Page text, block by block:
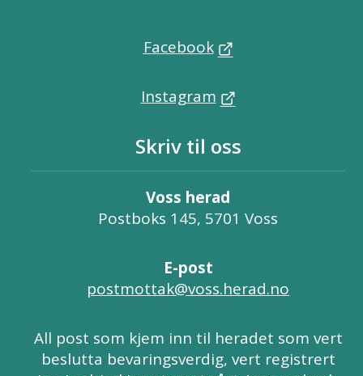
Facebook
Instagram
Skriv til oss
Voss herad
Postboks 145, 5701 Voss
E-post
postmottak@voss.herad.no
All post som kjem inn til heradet som vert
beslutta bevaringsverdig, vert registrert